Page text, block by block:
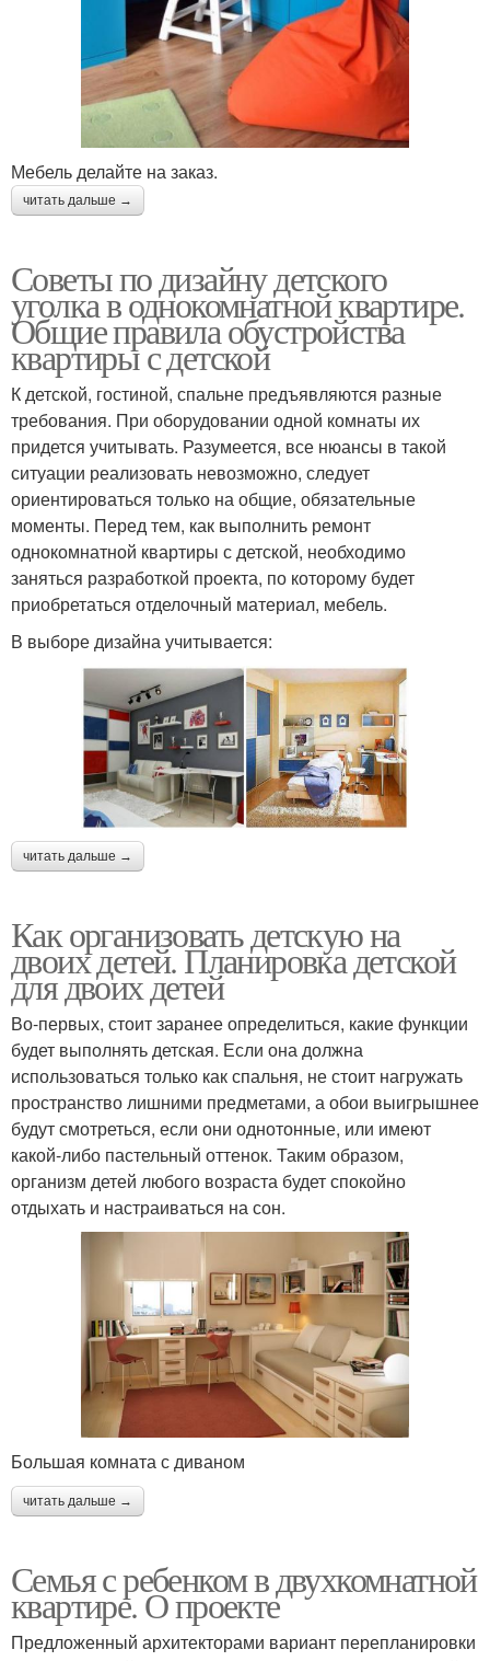
Мебель делайте на заказ.
читать дальше →
Советы по дизайну детского
уголка в однокомнатной квартире.
Общие правила обустройства
квартиры с детской
К детской, гостиной, спальне предъявляются разные
требования. При оборудовании одной комнаты их
придется учитывать. Разумеется, все нюансы в такой
ситуации реализовать невозможно, следует
ориентироваться только на общие, обязательные
моменты. Перед тем, как выполнить ремонт
однокомнатной квартиры с детской, необходимо
заняться разработкой проекта, по которому будет
приобретаться отделочный материал, мебель.
В выборе дизайна учитывается:
читать дальше →
Как организовать детскую на
двоих детей. Планировка детской
для двоих детей
Во-первых, стоит заранее определиться, какие функции
будет выполнять детская. Если она должна
использоваться только как спальня, не стоит нагружать
пространство лишними предметами, а обои выигрышнее
будут смотреться, если они однотонные, или имеют
какой-либо пастельный оттенок. Таким образом,
организм детей любого возраста будет спокойно
отдыхать и настраиваться на сон.
Большая комната с диваном
читать дальше →
Семья с ребенком в двухкомнатной
квартире. О проекте
Предложенный архитекторами вариант перепланировки